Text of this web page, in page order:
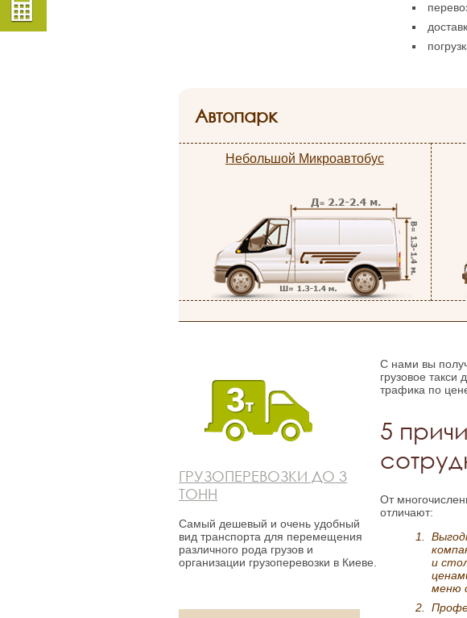
Автопарк
Небольшой Микроавтобус
ГРУЗОПЕРЕВОЗКИ ДО 3
ТОНН
Самый дешевый и очень удобный
вид транспорта для перемещения
различного рода грузов и
организации грузоперевозки в Киеве.
С нами вы
грузовое такси
трафика по
5
От
отличают:
и
меню